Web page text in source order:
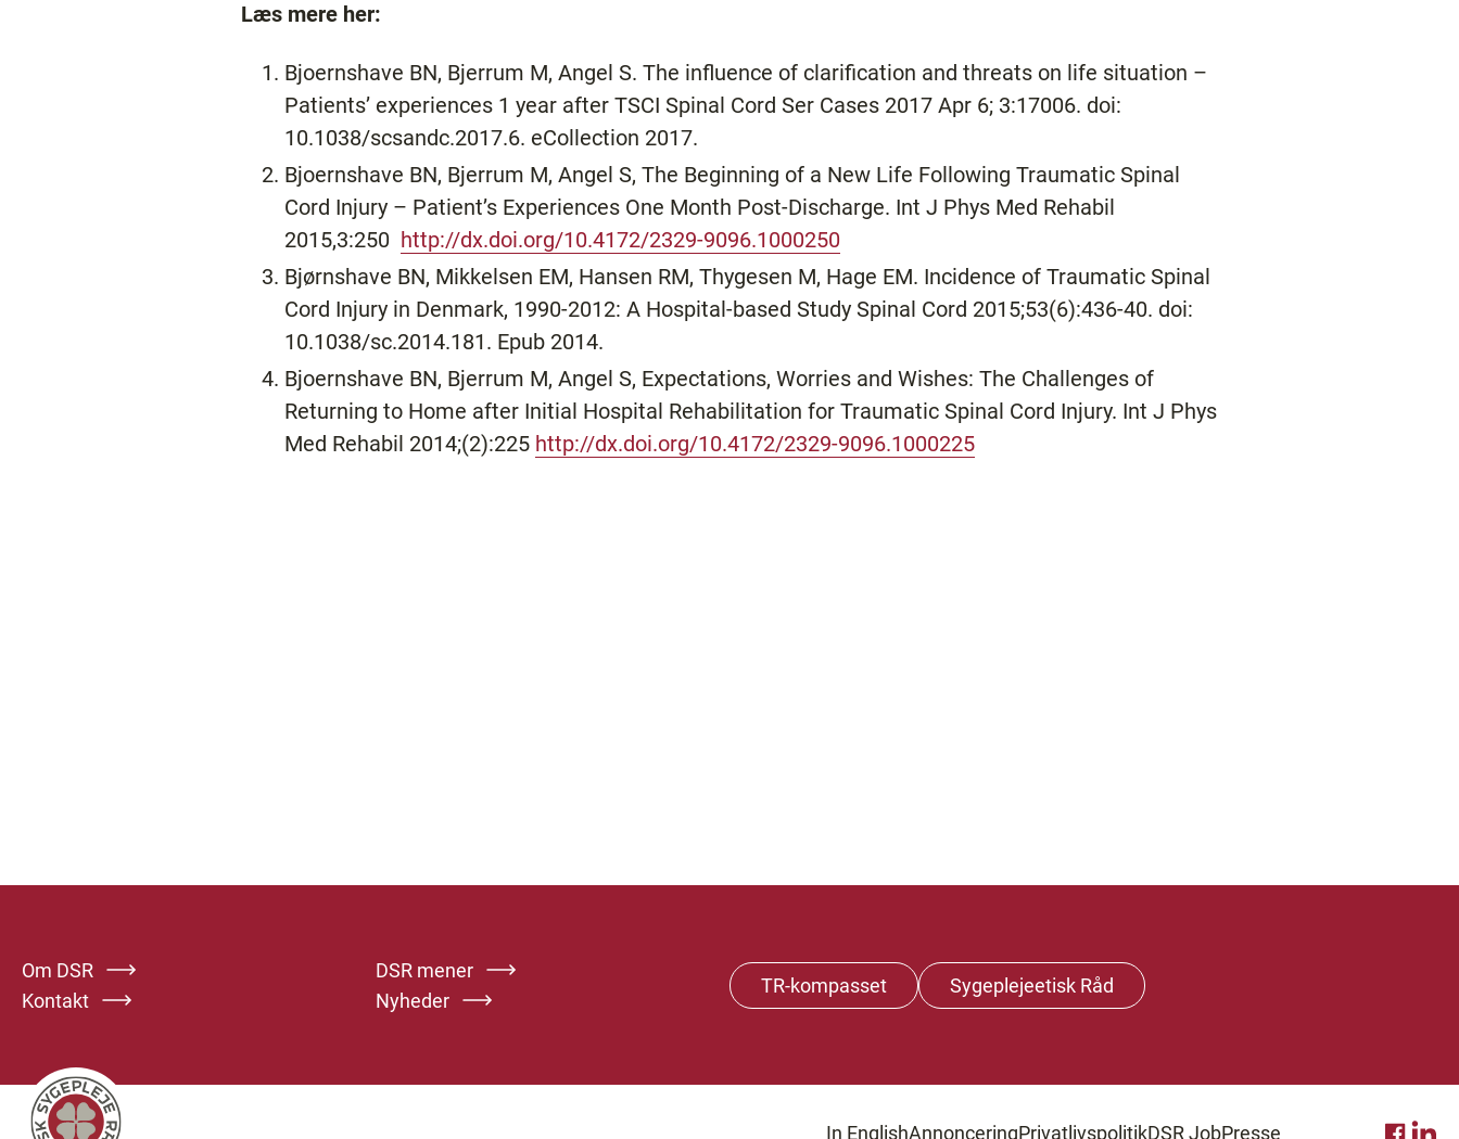
Læs mere her:
Bjoernshave BN, Bjerrum M, Angel S. The influence of clarification and threats on life situation –
Patients’ experiences 1 year after TSCI Spinal Cord Ser Cases 2017 Apr 6; 3:17006. doi:
10.1038/scsandc.2017.6. eCollection 2017.
Bjoernshave BN, Bjerrum M, Angel S, The Beginning of a New Life Following Traumatic Spinal
Cord Injury – Patient’s Experiences One Month Post-Discharge. Int J Phys Med Rehabil
2015,3:250 http://dx.doi.org/10.4172/2329-9096.1000250
Bjørnshave BN, Mikkelsen EM, Hansen RM, Thygesen M, Hage EM. Incidence of Traumatic Spinal
Cord Injury in Denmark, 1990-2012: A Hospital-based Study Spinal Cord 2015;53(6):436-40. doi:
10.1038/sc.2014.181. Epub 2014.
Bjoernshave BN, Bjerrum M, Angel S, Expectations, Worries and Wishes: The Challenges of
Returning to Home after Initial Hospital Rehabilitation for Traumatic Spinal Cord Injury. Int J Phys
Med Rehabil 2014;(2):225 http://dx.doi.org/10.4172/2329-9096.1000225
Om DSR
DSR mener
Kontakt
Nyheder
TR-kompasset Sygeplejeetisk Råd
In EnglishAnnonceringPrivatlivspolitikDSR JobPresse